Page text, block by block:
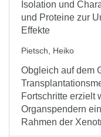
Isolation und
und Proteine zur
Effekte
Pietsch, Heiko
Obgleich auf dem
Fortschritte erzielt
Organspendern
Rahmen der